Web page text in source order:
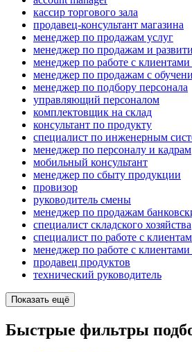
кассир торгового зала
продавец-консультант магазина
менеджер по продажам услуг
менеджер по продажам и
менеджер по работе с
менеджер по продажам с
менеджер по подбору персонала
управляющий персоналом
комплектовщик на склад
консультант по продукту
специалист по инженерным
менеджер по персоналу и кадрам
мобильный консультант
менеджер по сбыту продукции
провизор
руководитель смены
менеджер по продажам
специалист складского хозяйства
специалист по работе с
менеджер по работе с
продавец продуктов
технический руководитель
Показать ещё
Быстрые фильтры